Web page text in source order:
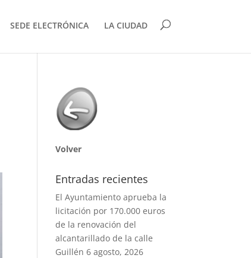
SEDE ELECTRÓNICA LA CIUDAD
Volver
Entradas recientes
El Ayuntamiento aprueba la
licitación por 170.000 euros
de la renovación del
alcantarillado de la calle
Guillén 6 agosto, 2026